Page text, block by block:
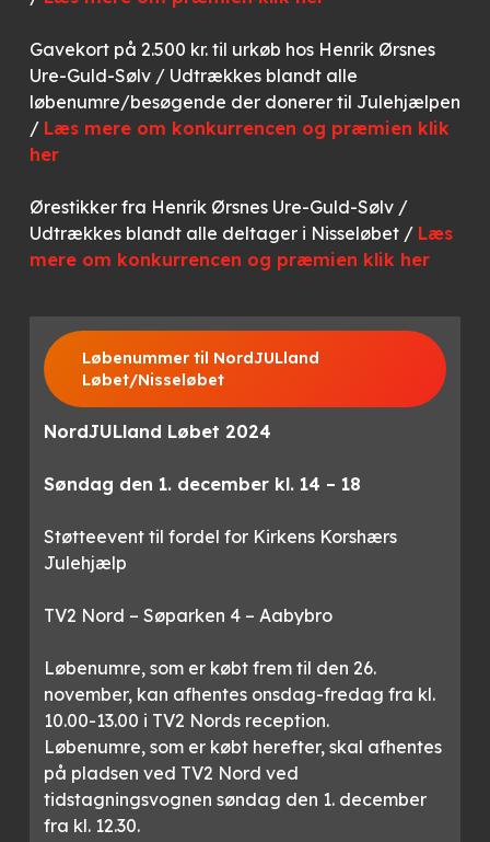
Gavekort på 2.500 kr. til urkøb hos Henrik Ørsnes
Ure-Guld-Sølv / Udtrækkes blandt alle
løbenumre/besøgende der donerer til Julehjælpen
/ Læs mere om konkurrencen og præmien klik
her
Ørestikker fra Henrik Ørsnes Ure-Guld-Sølv /
Udtrækkes blandt alle deltager i Nisseløbet / Læs
mere om konkurrencen og præmien klik her
Løbenummer til NordJULland
Løbet/Nisseløbet
NordJULland Løbet 2024
Søndag den 1. december kl. 14 – 18
Støtteevent til fordel for Kirkens Korshærs
Julehjælp
TV2 Nord – Søparken 4 – Aabybro
Løbenumre, som er købt frem til den 26.
november, kan afhentes onsdag-fredag fra kl.
10.00-13.00 i TV2 Nords reception.
Løbenumre, som er købt herefter, skal afhentes
på pladsen ved TV2 Nord ved
tidstagningsvognen søndag den 1. december
fra kl. 12.30.